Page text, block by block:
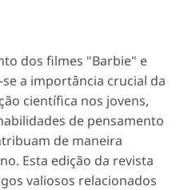
dos filmes "Barbie" e
a importância crucial da
científica nos jovens,
de pensamento
de maneira
Esta edição da revista
valiosos relacionados